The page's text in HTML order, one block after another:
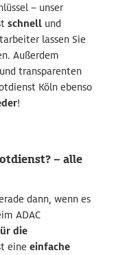
– unser
schnell und
lassen Sie
Außerdem
transparenten
Köln ebenso
!
– alle
dann, wenn es
ADAC
die
eine einfache